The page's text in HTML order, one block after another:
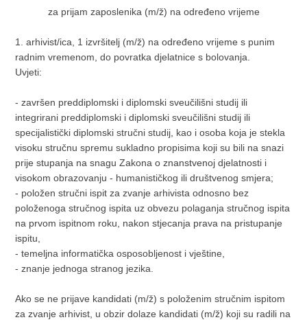
za prijam zaposlenika (m/ž) na određeno vrijeme
1. arhivist/ica, 1 izvršitelj (m/ž) na određeno vrijeme s punim
radnim vremenom, do povratka djelatnice s bolovanja.
Uvjeti:
- završen preddiplomski i diplomski sveučilišni studij ili
integrirani preddiplomski i diplomski sveučilišni studij ili
specijalistički diplomski stručni studij, kao i osoba koja je stekla
visoku stručnu spremu sukladno propisima koji su bili na snazi
prije stupanja na snagu Zakona o znanstvenoj djelatnosti i
visokom obrazovanju - humanističkog ili društvenog smjera;
- položen stručni ispit za zvanje arhivista odnosno bez
položenoga stručnog ispita uz obvezu polaganja stručnog ispita
na prvom ispitnom roku, nakon stjecanja prava na pristupanje
ispitu,
- temeljna informatička osposobljenost i vještine,
- znanje jednoga stranog jezika.
Ako se ne prijave kandidati (m/ž) s položenim stručnim ispitom
za zvanje arhivist, u obzir dolaze kandidati (m/ž) koji su radili na